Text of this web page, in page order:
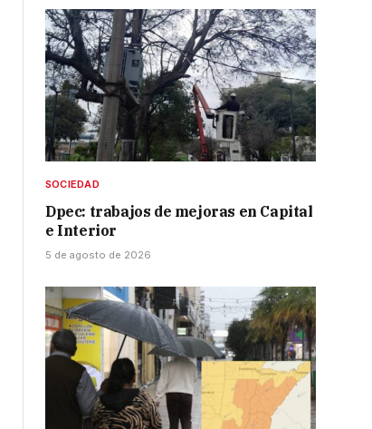
SOCIEDAD
Dpec: trabajos de mejoras en Capital
e Interior
5 de agosto de 2026